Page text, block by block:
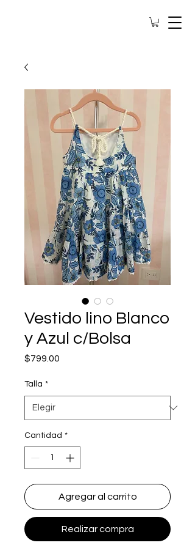
Vestido lino Blanco
y Azul c/Bolsa
$799.00
Talla *
Cantidad *
Agregar al carrito
Realizar compra